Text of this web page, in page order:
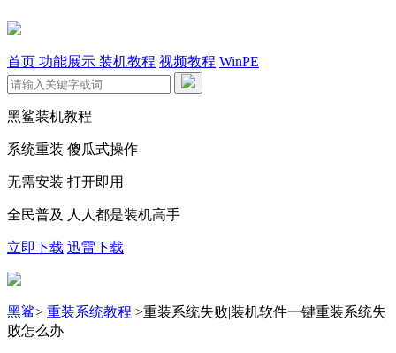
首页 功能展示 装机教程 视频教程 WinPE
黑鲨装机教程
系统重装 傻瓜式操作
无需安装 打开即用
全民普及 人人都是装机高手
立即下载 迅雷下载
黑鲨> 重装系统教程 >重装系统失败|装机软件一键重装系统失
败怎么办